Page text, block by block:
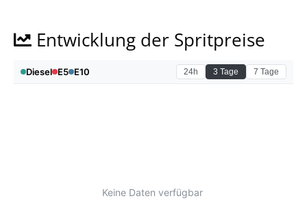
Entwicklung der Spritpreise